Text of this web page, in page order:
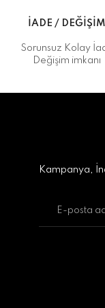
İADE / DEĞİŞİM
Sorunsuz Kolay
Değişim imkanı
Kampanya,